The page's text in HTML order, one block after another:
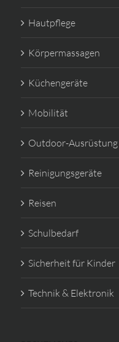
Hautpflege
Körpermassagen
Küchengeräte
Mobilität
Outdoor-Ausrüstung
Reinigungsgeräte
Reisen
Schulbedarf
Sicherheit für Kinder
Technik & Elektronik